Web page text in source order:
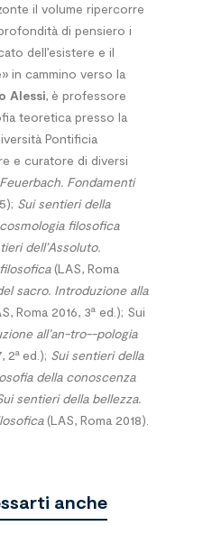
il volume ripercorre
di pensiero i
dell’esistere e il
in cammino verso la
Alessi, è professore
teoretica presso la
Pontificia
e curatore di diversi
Fondamenti
Sui sentieri della
filosofica
dell’Assoluto.
(LAS, Roma
sacro. Introduzione alla
Roma 2016, 3a ed.); Sui
all’an-tro--pologia
2a ed.); Sui sentieri della
della conoscenza
sentieri della bellezza.
(LAS, Roma 2018).
anche